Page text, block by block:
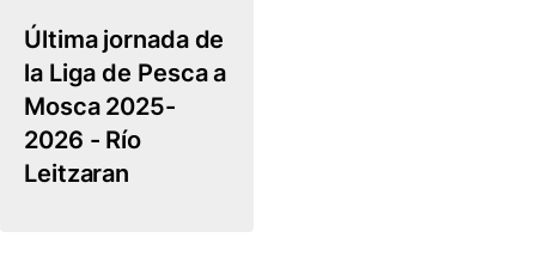
Última jornada de
la Liga de Pesca a
Mosca 2025-
2026 - Río
Leitzaran